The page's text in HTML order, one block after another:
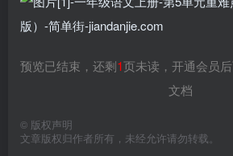
预览已结束，还剩1页未读，开通会员
文档
© 版权声明
文章版权归作者所有，未经允许请勿转载。